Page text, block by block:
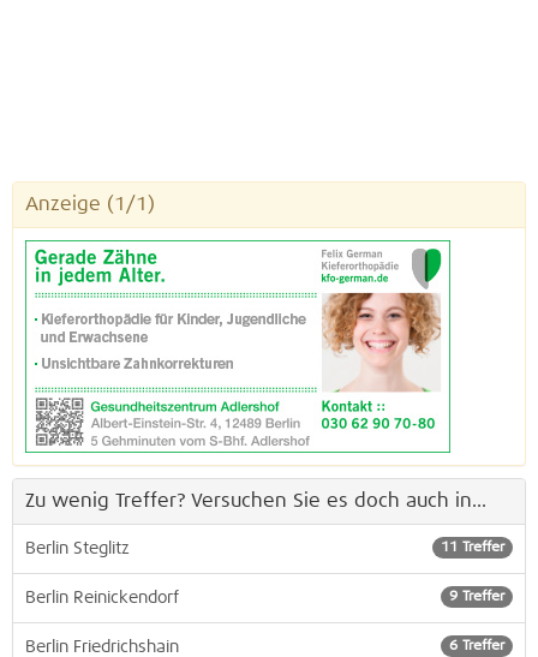
Anzeige (1/1)
Zu wenig Treffer? Versuchen Sie es doch auch in...
11 Treffer
Berlin Steglitz
9 Treffer
Berlin Reinickendorf
6 Treffer
Berlin Friedrichshain